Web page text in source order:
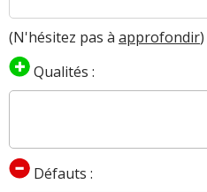
(N'hésitez pas à approfondir)
Qualités :
Défauts :